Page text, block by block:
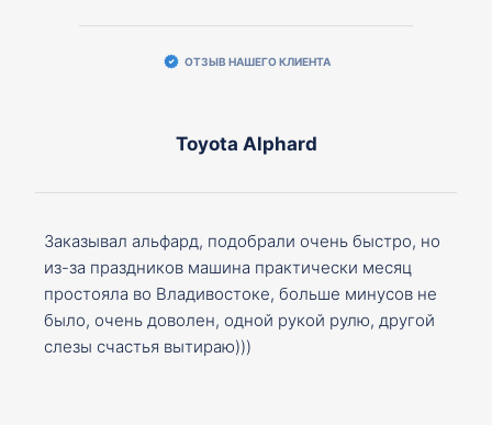
ОТЗЫВ НАШЕГО КЛИЕНТА
Toyota Alphard
Заказывал альфард, подобрали очень быстро, но
из-за праздников машина практически месяц
простояла во Владивостоке, больше минусов не
было, очень доволен, одной рукой рулю, другой
слезы счастья вытираю)))